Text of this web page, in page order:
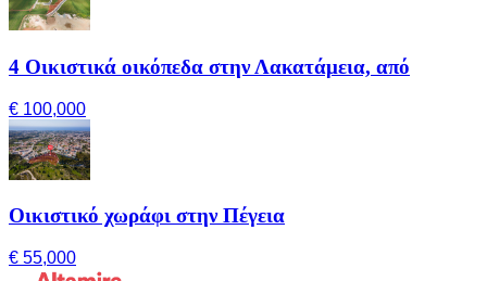
4 Οικιστικά οικόπεδα στην Λακατάμεια, από
€ 100,000
Οικιστικό χωράφι στην Πέγεια
€ 55,000